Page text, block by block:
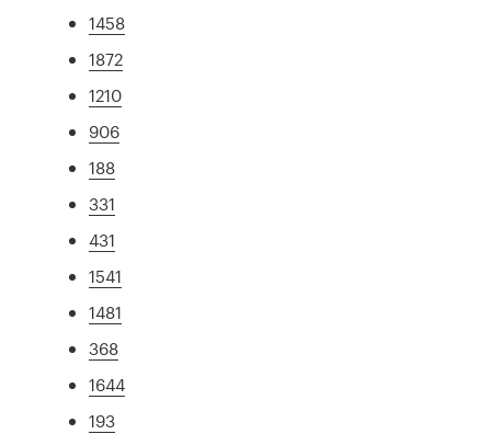
1458
1872
1210
906
188
331
431
1541
1481
368
1644
193